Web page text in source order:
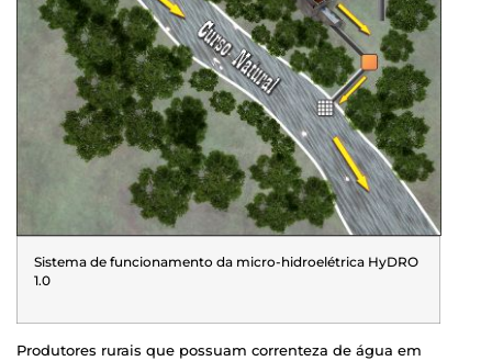
Sistema de funcionamento da micro-hidroelétrica HyDRO
1.0
Produtores rurais que possuam correnteza de água em